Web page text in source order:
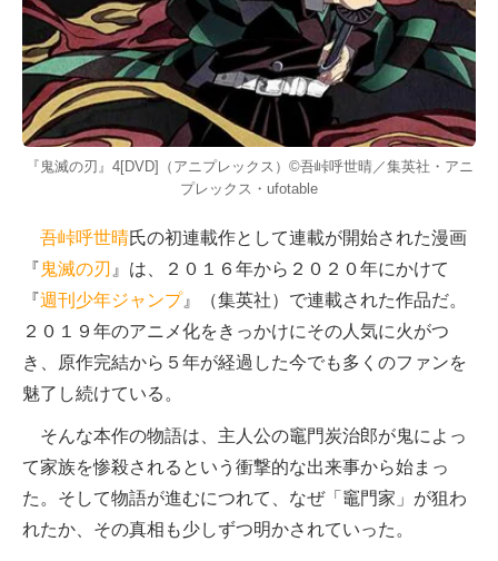
『鬼滅の刃』4[DVD]（アニプレックス）©吾峠呼世晴／集英社・アニ
プレックス・ufotable
吾峠呼世晴氏の初連載作として連載が開始された漫画
『鬼滅の刃 』は、２０１６年から２０２０年にかけて
『週刊少年ジャンプ』（集英社）で連載された作品だ。
２０１９年のアニメ化をきっかけにその人気に火がつ
き、原作完結から５年が経過した今でも多くのファンを
魅了し続けている。
そんな本作の物語は、主人公の竈門炭治郎が鬼によっ
て家族を惨殺されるという衝撃的な出来事から始まっ
た。そして物語が進むにつれて、なぜ「竈門家」が狙わ
れたか、その真相も少しずつ明かされていった。